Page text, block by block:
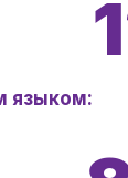
языком: